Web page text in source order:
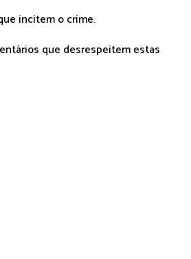
incitem o crime.
que desrespeitem estas